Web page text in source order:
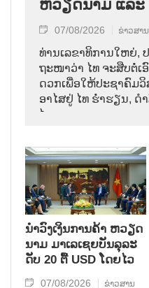
ຫວຽດນາມ ແລະ
07/08/2026 ຂ່າວສານ
ທ່ານ​ເລ​ຂາ​ທິ​ການ​ໃຫຍ່,
ຖະ​ໜາ​ວ່າ ໄທ​ ຈະ​ສືບ​ຕໍ່​ເ
ດວກ​ເພື່ອ​ໃຫ້​ປະ​ຊາ​ຄົມ​
ອາ​ໄສ​ຢູ່ ໄທ ຮ່ຳ​ຮຽນ, ດ
ໄທ.
ນຳ​ວົງ​ເງິນ​ການ​ຄ້າ ຫວຽດ​
ນາມ ມາ​ເລ​ເຊຍ​ບັນ​ລຸ​ລະ​
ດັບ 20 ຕື້ USD ໂດຍ​ໄວ
07/08/2026 ຂ່າວສານ